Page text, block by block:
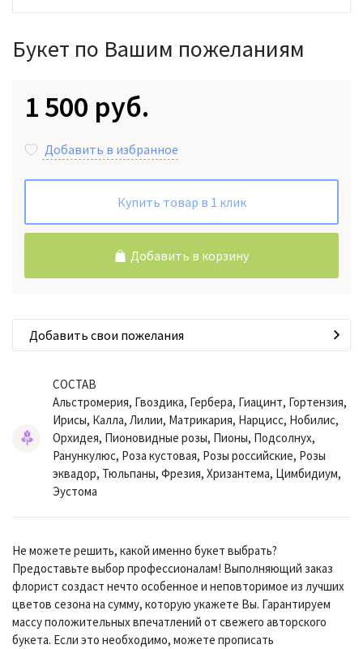
Букет по Вашим пожеланиям
1 500 руб.
Добавить в избранное
Купить товар в 1 клик
Добавить в корзину
Добавить свои пожелания
СОСТАВ
Альстромерия, Гвоздика, Гербера, Гиацинт, Гортензия,
Ирисы, Калла, Лилии, Матрикария, Нарцисс, Нобилис,
Орхидея, Пионовидные розы, Пионы, Подсолнух,
Ранункулюс, Роза кустовая, Розы российские, Розы
эквадор, Тюльпаны, Фрезия, Хризантема, Цимбидиум,
Эустома
Не можете решить, какой именно букет выбрать?
Предоставьте выбор профессионалам! Выполняющий заказ
флорист создаст нечто особенное и неповторимое из лучших
цветов сезона на сумму, которую укажете Вы. Гарантируем
массу положительных впечатлений от свежего авторского
букета. Если это необходимо, можете прописать